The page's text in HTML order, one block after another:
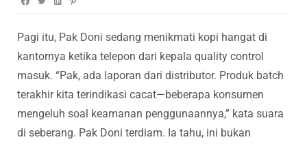
Pagi itu, Pak Doni sedang menikmati kopi hangat di
kantornya ketika telepon dari kepala quality control
masuk. “Pak, ada laporan dari distributor. Produk batch
terakhir kita terindikasi cacat—beberapa konsumen
mengeluh soal keamanan penggunaannya,” kata suara
di seberang. Pak Doni terdiam. Ia tahu, ini bukan